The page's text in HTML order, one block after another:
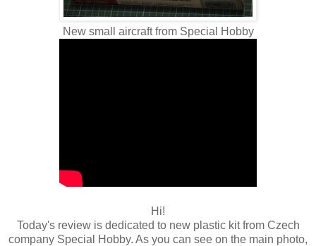
New small aircraft from Special Hobby
Hi!
Today's review is dedicated to new plastic kit from Czech
company Special Hobby. As you can see on the main photo,